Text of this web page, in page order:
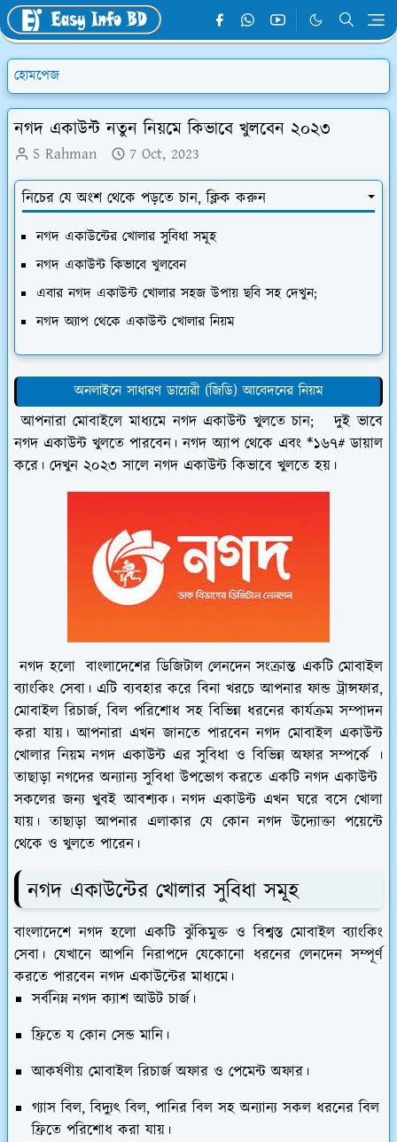
হোমপেজ
নগদ একাউন্ট নতুন নিয়মে কিভাবে খুলবেন ২০২৩
S Rahman 7 Oct, 2023
নিচের যে অংশ থেকে পড়তে চান, ক্লিক করুন
নগদ একাউন্টের খোলার সুবিধা সমূহ
নগদ একাউন্ট কিভাবে খুলবেন
এবার নগদ একাউন্ট খোলার সহজ উপায় ছবি সহ দেখুন;
নগদ অ্যাপ থেকে একাউন্ট খোলার নিয়ম
অনলাইনে সাধারণ ডায়েরী (জিডি) আবেদনের নিয়ম
আপনারা মোবাইলে মাধ্যমে নগদ একাউন্ট খুলতে চান; দুই ভাবে
নগদ একাউন্ট খুলতে পারবেন। নগদ অ্যাপ থেকে এবং *১৬৭# ডায়াল
করে। দেখুন ২০২৩ সালে নগদ একাউন্ট কিভাবে খুলতে হয়।
নগদ হলো বাংলাদেশের ডিজিটাল লেনদেন সংক্রান্ত একটি মোবাইল
ব্যাংকিং সেবা। এটি ব্যবহার করে বিনা খরচে আপনার ফান্ড ট্রান্সফার,
মোবাইল রিচার্জ, বিল পরিশোধ সহ বিভিন্ন ধরনের কার্যক্রম সম্পাদন
করা যায়। আপনারা এখন জানতে পারবেন নগদ মোবাইল একাউন্ট
খোলার নিয়ম নগদ একাউন্ট এর সুবিধা ও বিভিন্ন অফার সম্পর্কে ।
তাছাড়া নগদের অন্যান্য সুবিধা উপভোগ করতে একটি নগদ একাউন্ট
সকলের জন্য খুবই আবশ্যক। নগদ একাউন্ট এখন ঘরে বসে খোলা
যায়। তাছাড়া আপনার এলাকার যে কোন নগদ উদ্যোক্তা পয়েন্টে
থেকে ও খুলতে পারেন।
নগদ একাউন্টের খোলার সুবিধা সমূহ
বাংলাদেশে নগদ হলো একটি ঝুঁকিমুক্ত ও বিশ্বস্ত মোবাইল ব্যাংকিং
সেবা। যেখানে আপনি নিরাপদে যেকোনো ধরনের লেনদেন সম্পূর্ণ
করতে পারবেন নগদ একাউন্টের মাধ্যমে।
সর্বনিম্ন নগদ ক্যাশ আউট চার্জ।
ফ্রিতে য কোন সেন্ড মানি।
আকর্ষণীয় মোবাইল রিচার্জ অফার ও পেমেন্ট অফার।
গ্যাস বিল, বিদ্যুৎ বিল, পানির বিল সহ অন্যান্য সকল ধরনের বিল
ফ্রিতে পরিশোধ করা যায়।